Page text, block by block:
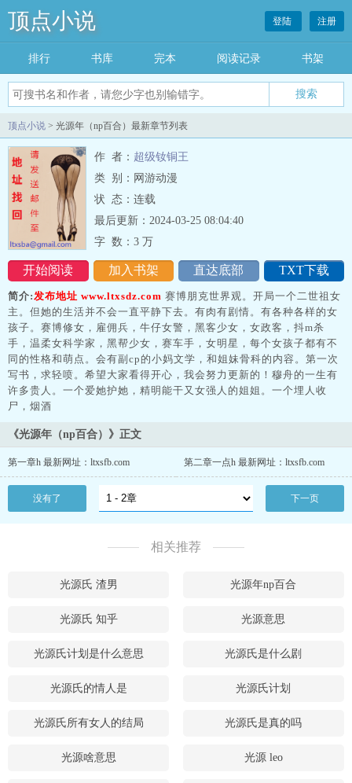
顶点小说
搜索
登陆 注册
排行 书库 完本 阅读记录 书架
顶点小说 > 光源年（np百合）最新章节列表
作 者： 超级钕铜王
类 别：网游动漫
状 态：连载
开始阅读 加入书架 直达底部 TXT下载
最后更新：2024-03-25 08:04:40
字 数： 3 万
简介:发布地址 www.ltxsdz.com 赛博朋克世界观。开局一个二世祖女
主。但她的生活并不会一直平静下去。有肉有剧情。有各种各样的女
孩子。赛博修女，雇佣兵，牛仔女警，黑客少女，女政客，抖m杀
手，温柔女科学家，黑帮少女，赛车手，女明星，每个女孩子都有不
同的性格和萌点。会有副cp的小妈文学，和姐妹骨科的内容。第一次
写书，求轻喷。希望大家看得开心，我会努力更新的！穆舟的一生有
许多贵人。一个爱她护她，精明能干又女强人的姐姐。一个埋人收
尸，烟酒
《光源年（np百合）》正文
第一章h 最新网址：ltxsfb.com 第二章一点h 最新网址：ltxsfb.com
没有了 下一页
相关推荐
光源氏 渣男 光源年np百合
光源氏 知乎 光源意思
光源氏计划是什么意思 光源氏是什么剧
光源氏的情人是 光源氏计划
光源氏所有女人的结局 光源氏是真的吗
光源啥意思 光源 leo